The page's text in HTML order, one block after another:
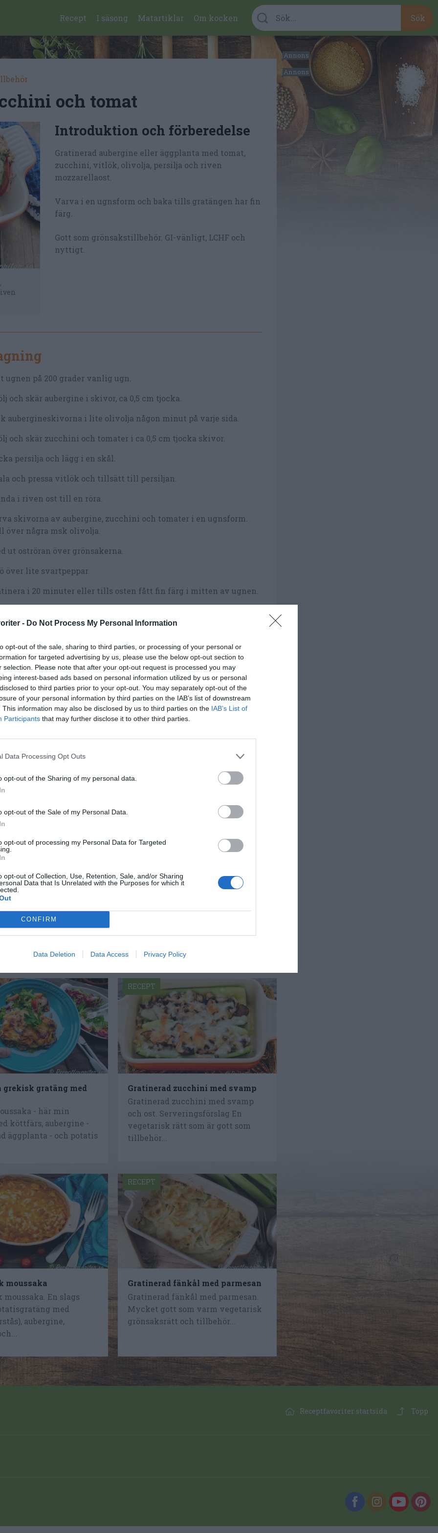
- Do Not Process My Personal Information
opt-out of the sale, sharing to third parties, or processing of your personal or
for targeted advertising by us, please use the below opt-out section to
selection. Please note that after your opt-out request is processed you may
interest-based ads based on personal information utilized by us or personal
to third parties prior to your opt-out. You may separately opt-out of the
of your personal information by third parties on the IAB’s list of downstream
This information may also be disclosed by us to third parties on the IAB’s List of
Participants that may further disclose it to other third parties.
Data Processing Opt Outs
opt-out of the Sharing of my personal data.
opt-out of the Sale of my Personal Data.
opt-out of processing my Personal Data for Targeted
opt-out of Collection, Use, Retention, Sale, and/or Sharing
Data that Is Unrelated with the Purposes for which it
CONFIRM
Data Deletion Data Access Privacy Policy
Recept I säsong Matartiklar Om kocken
och tomat
Introduktion och förberedelse
Gratinerad aubergine eller äggplanta med tomat,
zucchini, vitlök, olivolja, persilja och riven
mozzarellaost.
Varva i en ugnsform och baka tills gratängen har fin
färg.
Gott som grönsakstillbehör. GI-vänligt, LCHF och
nyttigt.
ugnen på 200 grader vanlig ugn.
och skär aubergine i skivor, ca 0,5 cm tjocka.
aubergineskivorna i lite olivolja någon minut på varje sida.
och skär zucchini och tomater i ca 0,5 cm tjocka skivor.
persilja och lägg i en skål.
och pressa vitlök och tillsätt till persiljan.
i riven ost till en röra.
skivorna av aubergine, zucchini och tomater i en ugnsform.
över några msk olivolja.
ut oströran över grönsakerna.
över lite svartpeppar.
i 20 minuter eller tills osten fått fin färg i mitten av ugnen.
Aubergine
Zucchini
mat
Ugnsrätter
röster)
från restauranghögskolan i
olika recept för alla smaker - noviser
och fotat så att du ska kunna laga dem
grekisk gratäng med
- här min
köttfärs, aubergine -
äggplanta - och potatis
Gratinerad zucchini med svamp
Gratinerad zucchini med svamp
och ost. Serveringsförslag En
vegetarisk rätt som är gott som
tillbehör...
RECEPT
moussaka
moussaka. En slags
med
aubergine,
Gratinerad fänkål med parmesan
Gratinerad fänkål med parmesan.
Mycket gott som varm vegetarisk
grönsaksrätt och tillbehör...
RECEPT
Receptfavoriter startsida Topp